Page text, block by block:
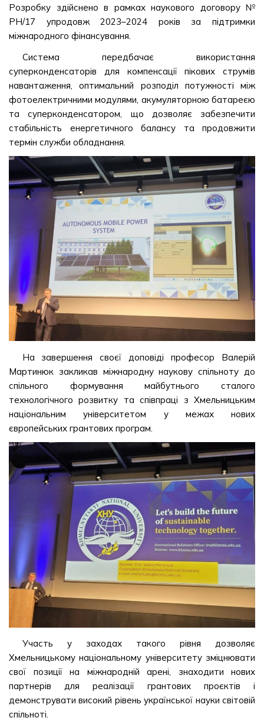
Розробку здійснено в рамках наукового договору №
РН/17 упродовж 2023–2024 років за підтримки
міжнародного фінансування.
Система передбачає використання
суперконденсаторів для компенсації пікових струмів
навантаження, оптимальний розподіл потужності між
фотоелектричними модулями, акумуляторною батареєю
та суперконденсатором, що дозволяє забезпечити
стабільність енергетичного балансу та продовжити
термін служби обладнання.
На завершення своєї доповіді професор Валерій
Мартинюк закликав міжнародну наукову спільноту до
спільного формування майбутнього сталого
технологічного розвитку та співпраці з Хмельницьким
національним університетом у межах нових
європейських грантових програм.
Участь у заходах такого рівня дозволяє
Хмельницькому національному університету зміцнювати
свої позиції на міжнародній арені, знаходити нових
партнерів для реалізації грантових проєктів і
демонструвати високий рівень української науки світовій
спільноті.